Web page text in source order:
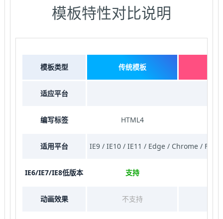
模板特性对比说明
模板类型 传统模板
适应平台
编写标签 HTML4
适用平台 IE9 / IE10 / IE11 / Edge / Chrome /
IE6/IE7/IE8低版本 支持
动画效果 不支持